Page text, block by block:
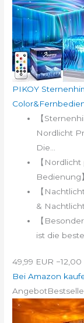
PIKOY
【
Nordlicht
Die...
【
Bedienung
【
&
【
ist die
49,99 EUR −12,00
Bei Amazon
Angebot